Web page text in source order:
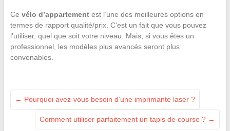
Ce vélo d’appartementest l’une des meilleures options en
termes de rapport qualité/prix. C’est un fait que vous pouvez
l’utiliser, quel que soit votre niveau. Mais, si vous êtes un
professionnel, les modèles plus avancés seront plus
convenables.
← Pourquoi avez-vous besoin d’une imprimante laser ?
Comment utiliser parfaitement un tapis de course ? →